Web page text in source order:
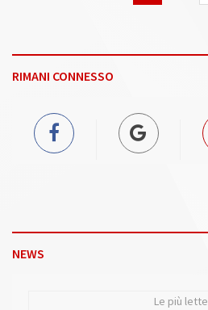
RIMANI CONNESSO
NEWS
Le più lette